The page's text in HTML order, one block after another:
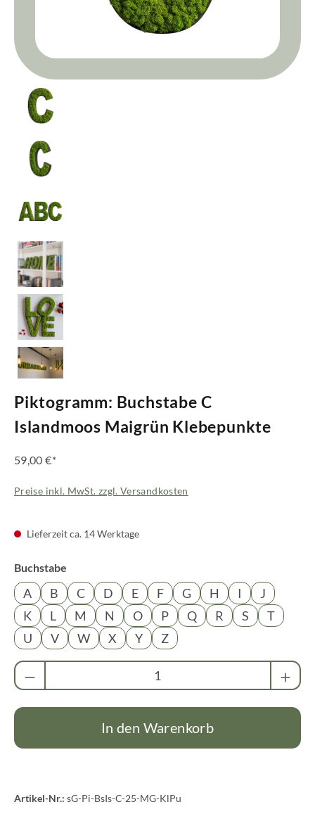
Piktogramm: Buchstabe C
Islandmoos Maigrün Klebepunkte
59,00 €*
Preise inkl. MwSt. zzgl. Versandkosten
Lieferzeit ca. 14 Werktage
Buchstabe
A B C D E F G H I
J
K
L M N O P Q R S
T
U
V W X Y Z
Produkt Anzahl: Gib den gewünschten Wert
In den Warenkorb
Artikel-Nr.: sG-Pi-BsIs-C-25-MG-KlPu